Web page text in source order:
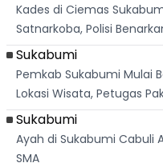
Kades di Ciemas
Satnarkoba, Polisi
Sukabumi
Pemkab Sukabumi Mulai
Lokasi Wisata, Petugas
Sukabumi
Ayah di Sukabumi Cabuli
SMA